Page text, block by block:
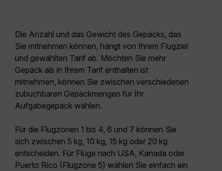
Die Anzahl und das Gewicht des Gepäcks, das
Sie mitnehmen können, hängt von Ihrem Flugziel
und gewählten Tarif ab. Möchten Sie mehr
Gepäck als in Ihrem Tarif enthalten ist
mitnehmen, können Sie zwischen verschiedenen
zubuchbaren Gepäckmengen für Ihr
Aufgabegepäck wählen.
Für die Flugzonen 1 bis 4, 6 und 7 können Sie
sich zwischen 5 kg, 10 kg, 15 kg oder 20 kg
entscheiden. Für Flüge nach USA, Kanada oder
Puerto Rico (Flugzone 5) wählen Sie einfach ein